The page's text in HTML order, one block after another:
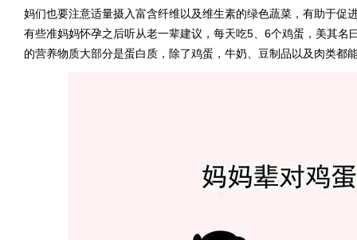
妈们也要注意适量摄入富含纤维以及维生素的绿色蔬菜，有助于促
有些准妈妈怀孕之后听从老一辈建议，每天吃5、6个鸡蛋，美其
的营养物质大部分是蛋白质，除了鸡蛋，牛奶、豆制品以及肉类都